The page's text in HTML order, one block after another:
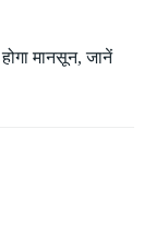
मानसून, जानें